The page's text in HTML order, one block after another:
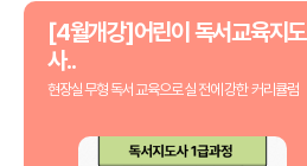
[4월개강]어린이 독서교육지도
사..
현장실무형 독서교육으로 실전에 강한 커리큘럼